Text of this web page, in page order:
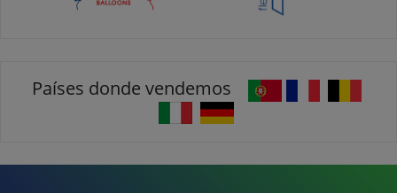
Países donde vendemos